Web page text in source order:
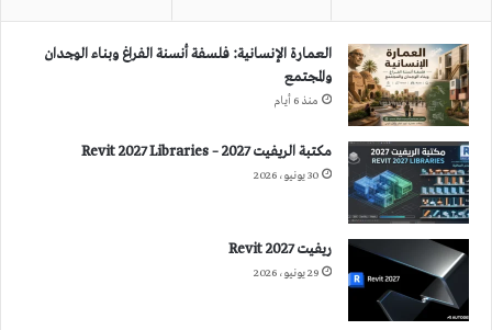
العمارة الإنسانية: فلسفة أنسنة الفراغ وبناء الوجدان
والمجتمع
منذ 6 أيام
مكتبة الريفيت 2027 – Revit 2027 Libraries
30 يونيو، 2026
ريفيت 2027 Revit
29 يونيو، 2026